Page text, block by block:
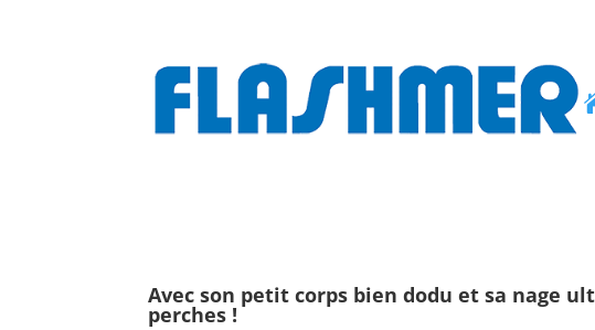
Avec son petit corps bien dodu et sa nage
perches !